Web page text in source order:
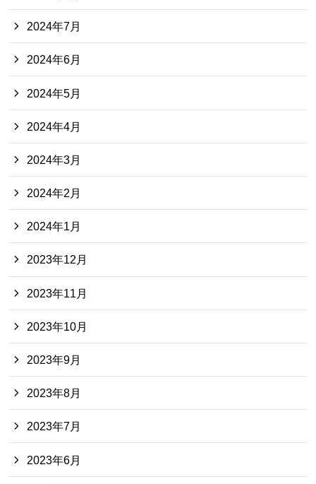
2024年7月
2024年6月
2024年5月
2024年4月
2024年3月
2024年2月
2024年1月
2023年12月
2023年11月
2023年10月
2023年9月
2023年8月
2023年7月
2023年6月